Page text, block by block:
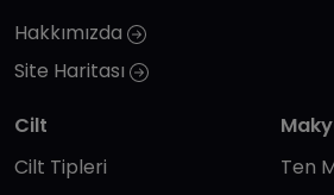
Hakkımızda
Site Haritası
Cilt
Cilt Tipleri
Ten